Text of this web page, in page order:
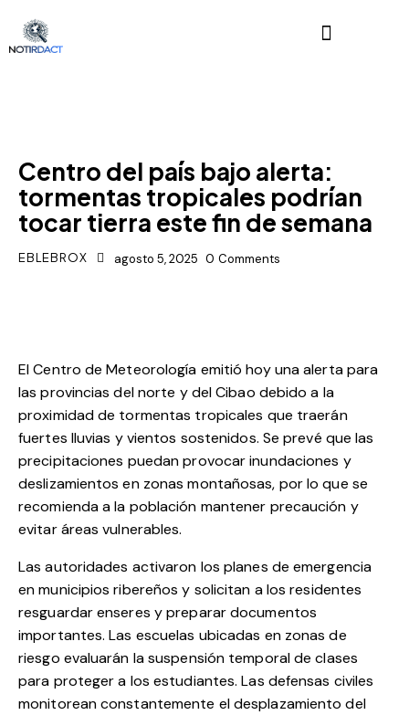
Centro del país bajo alerta:
tormentas tropicales podrían
tocar tierra este fin de semana
EBLEBROX agosto 5, 2025 0 Comments
El Centro de Meteorología emitió hoy una alerta para
las provincias del norte y del Cibao debido a la
proximidad de tormentas tropicales que traerán
fuertes lluvias y vientos sostenidos. Se prevé que las
precipitaciones puedan provocar inundaciones y
deslizamientos en zonas montañosas, por lo que se
recomienda a la población mantener precaución y
evitar áreas vulnerables.
Las autoridades activaron los planes de emergencia
en municipios ribereños y solicitan a los residentes
resguardar enseres y preparar documentos
importantes. Las escuelas ubicadas en zonas de
riesgo evaluarán la suspensión temporal de clases
para proteger a los estudiantes. Las defensas civiles
monitorean constantemente el desplazamiento del